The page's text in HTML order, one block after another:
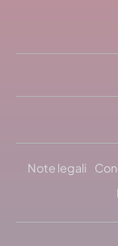
Note legali